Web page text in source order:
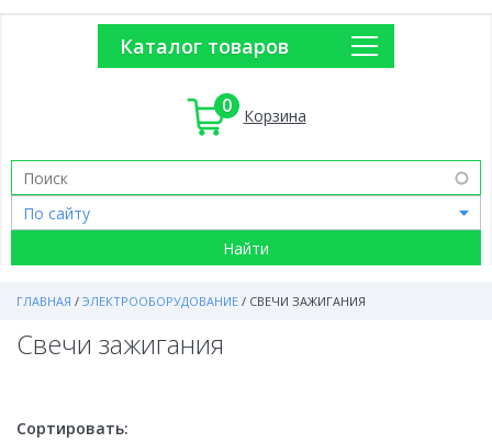
Каталог товаров
0 Корзина
ГЛАВНАЯ / ЭЛЕКТРООБОРУДОВАНИЕ / СВЕЧИ ЗАЖИГАНИЯ
Свечи зажигания
Сортировать: